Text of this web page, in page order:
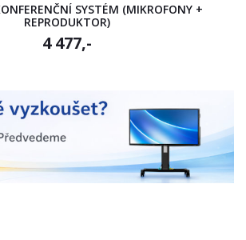
SYSTÉM (MIKROFONY +
REPRODUKTOR)
4 477,-